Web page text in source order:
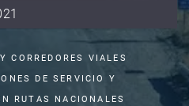
CORREDORES VIALES
DE SERVICIO Y
RUTAS NACIONALES